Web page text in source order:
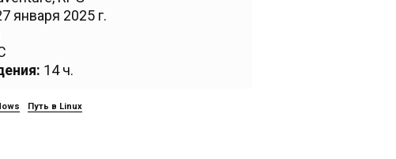
января 2025 г.
14 ч.
Путь в Linux